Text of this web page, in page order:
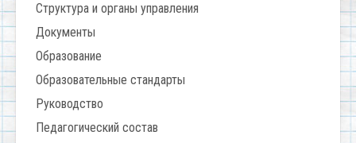
Структура и органы управления
Документы
Образование
Образовательные стандарты
Руководство
Педагогический состав